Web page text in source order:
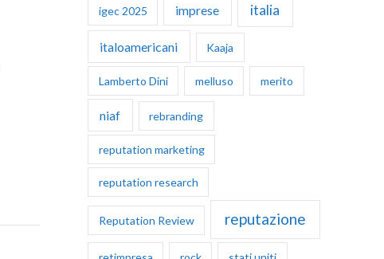
igec 2025 imprese italia
italoamericani Kaaja
Lamberto Dini melluso merito
niaf rebranding
reputation marketing
reputation research
Reputation Review reputazione